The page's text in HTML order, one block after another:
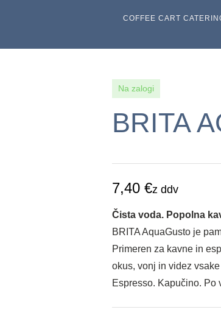
COFFEE CART
Na zalogi
BRITA
7,40 €z ddv
Čista voda. Popolna
BRITA AquaGusto je
Primeren za kavne in
okus, vonj in videz
Espresso. Kapučino. Po